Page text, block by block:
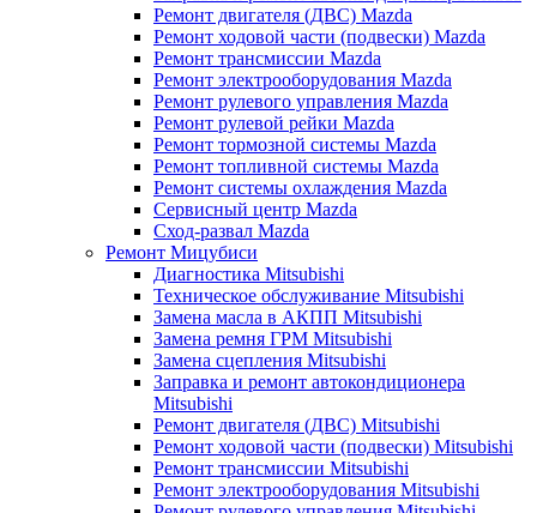
Ремонт двигателя (ДВС) Mazda
Ремонт ходовой части (подвески) Mazda
Ремонт трансмиссии Mazda
Ремонт электрооборудования Mazda
Ремонт рулевого управления Mazda
Ремонт рулевой рейки Mazda
Ремонт тормозной системы Mazda
Ремонт топливной системы Mazda
Ремонт системы охлаждения Mazda
Сервисный центр Mazda
Сход-развал Mazda
Ремонт Мицубиси
Диагностика Mitsubishi
Техническое обслуживание Mitsubishi
Замена масла в АКПП Mitsubishi
Замена ремня ГРМ Mitsubishi
Замена сцепления Mitsubishi
Заправка и ремонт автокондиционера
Mitsubishi
Ремонт двигателя (ДВС) Mitsubishi
Ремонт ходовой части (подвески) Mitsubishi
Ремонт трансмиссии Mitsubishi
Ремонт электрооборудования Mitsubishi